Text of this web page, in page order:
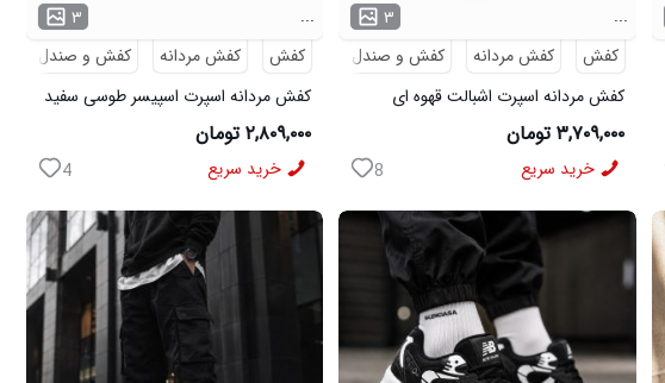
۳
...
کفش
کفش مردانه
کفش و صندل
کفش مردانه اسپرت اشبالت قهوه ای
Saucony مدل 50786
۳,۷۰۹,۰۰۰ تومان
خرید سریع 8
۳
...
کفش
کفش مردانه
کفش و صندل
کفش مردانه اسپرت اسپیسر طوسی سفید
Salamon مدل 50728
۲,۸۰۹,۰۰۰ تومان
خرید سریع 4